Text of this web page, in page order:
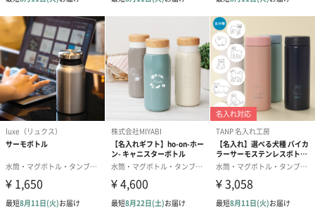
女性にも選ばれやすいパッケージ
商品を使用している女性の写真をパッケージに採用しており、ギ
フトとして選ばれやすいデザインになっております。
「ELECOM（エレコム）」
自分らしさを大切にする大人のライフスタイルに溶け込むトレー